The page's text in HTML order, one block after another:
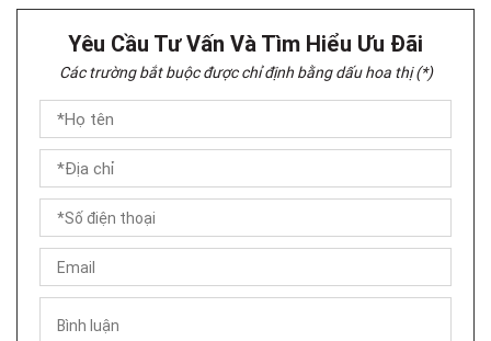
Yêu Cầu Tư Vấn Và Tìm Hiểu Ưu Đãi
Các trường bắt buộc được chỉ định bằng dấu hoa thị (*)